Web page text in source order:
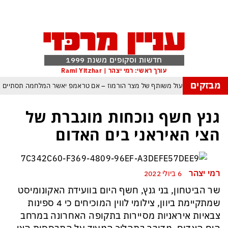
חדשות וסקופים משנת 1999
עורך ראשי: רמי יצהר | Rami Yitzhar
מבזקים
עומאן לגבי תפעול משותף של מצר הורמוז – אם טראמפ יאשר המלחמה תסתיים
ומיירטים להגנה – טראמפ נשאר רק עם ציוצי האיום המגוחכים שלא מזיזים לטהרן
כמדיניות: כך הפכה ההוצאה להורג לכלי ההרתעה המרכזי של המשטר האיראני
א-סיסי, ארדואן ושליט קטאר מכנסים פגישת ״כיפה אדומה״ לנתניהו בנושא עזה
נסוג, נתניהו הוזהר – ואיראן רשמה ניצחון אסטרטגי נוסף בלי שום מאמץ
גנץ חשף נוכחות מוגברת של
הצי האיראני בים האדום
רמי יצהר
שר הביטחון, בני גנץ, חשף היום בוועידת האקונומיסט
שמתקיימת ביוון, צילומי לווין המוכיחים כי 4 ספינות
צבאיות איראניות מסיירות בתקופה האחרונה במרחב